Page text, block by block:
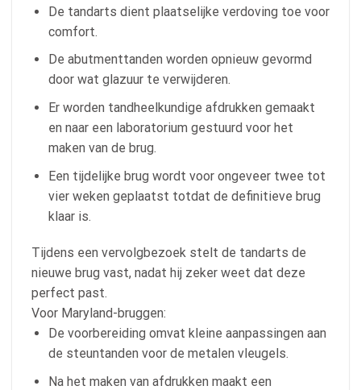
De tandarts dient plaatselijke verdoving toe voor
comfort.
De abutmenttanden worden opnieuw gevormd
door wat glazuur te verwijderen.
Er worden tandheelkundige afdrukken gemaakt
en naar een laboratorium gestuurd voor het
maken van de brug.
Een tijdelijke brug wordt voor ongeveer twee tot
vier weken geplaatst totdat de definitieve brug
klaar is.
Tijdens een vervolgbezoek stelt de tandarts de
nieuwe brug vast, nadat hij zeker weet dat deze
perfect past.
Voor Maryland-bruggen:
De voorbereiding omvat kleine aanpassingen aan
de steuntanden voor de metalen vleugels.
Na het maken van afdrukken maakt een